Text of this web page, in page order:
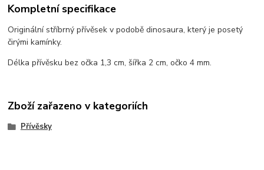
Kompletní specifikace
Originální stříbrný přívěsek v podobě dinosaura, který je posetý
čirými kamínky.
Délka přívěsku bez očka 1,3 cm, šířka 2 cm, očko 4 mm.
Zboží zařazeno v kategoriích
Přívěsky